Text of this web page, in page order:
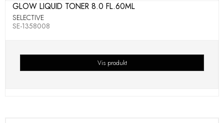
GLOW LIQUID TONER 8.0 FL.60ML
SELECTIVE
SE-1358008
Vis produkt